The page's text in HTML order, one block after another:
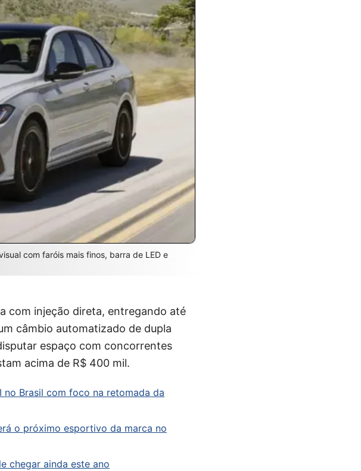
com faróis mais finos, barra de LED e
com injeção direta, entregando até
câmbio automatizado de dupla
espaço com concorrentes
acima de R$ 400 mil.
no Brasil com foco na retomada da
o próximo esportivo da marca no
chegar ainda este ano